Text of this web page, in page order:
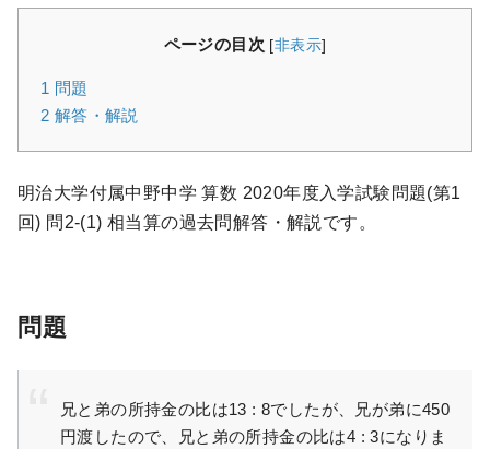
ページの目次 [非表示]
1 問題
2 解答・解説
明治大学付属中野中学 算数 2020年度入学試験問題(第1
回) 問2-(1) 相当算の過去問解答・解説です。
問題
兄と弟の所持金の比は13 : 8でしたが、兄が弟に450
円渡したので、兄と弟の所持金の比は4 : 3になりま